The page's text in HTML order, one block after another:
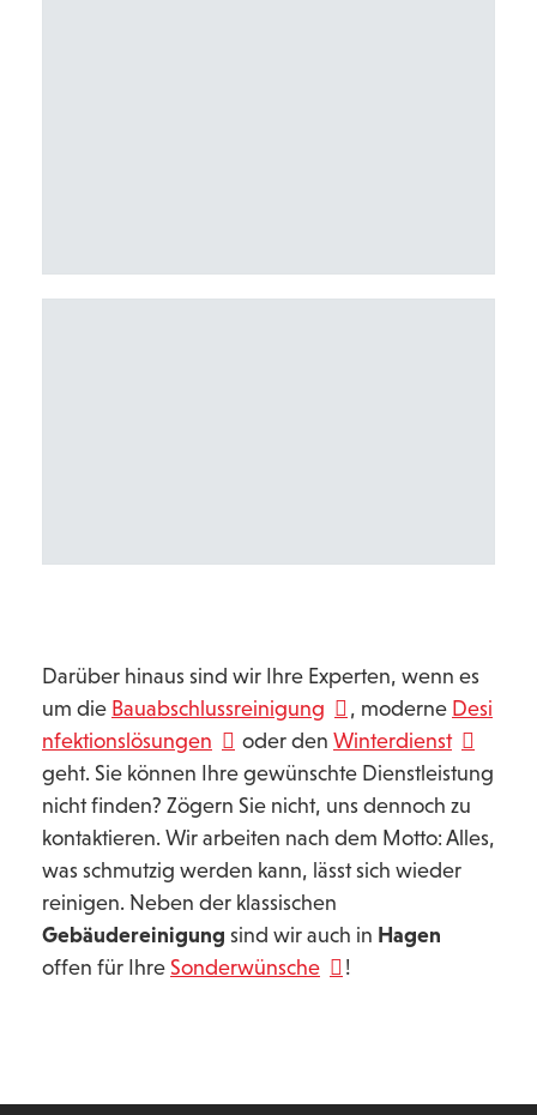
Darüber hinaus sind wir Ihre Experten, wenn es
um die Bauabschlussreinigung , moderne Desi
nfektionslösungen
oder den Winterdienst
geht. Sie können Ihre gewünschte Dienstleistung
nicht finden? Zögern Sie nicht, uns dennoch zu
kontaktieren. Wir arbeiten nach dem Motto: Alles,
was schmutzig werden kann, lässt sich wieder
reinigen. Neben der klassischen
Gebäudereinigung sind wir auch in Hagen
offen für Ihre Sonderwünsche !